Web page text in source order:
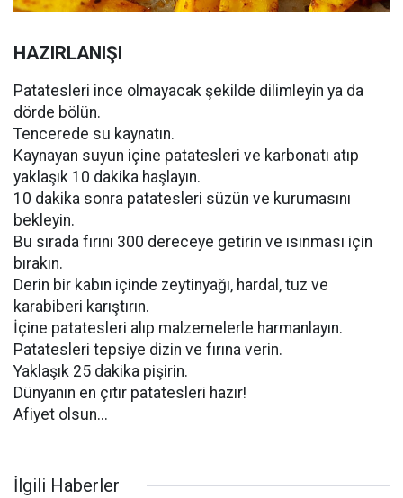
HAZIRLANIŞI
Patatesleri ince olmayacak şekilde dilimleyin ya da
dörde bölün.
Tencerede su kaynatın.
Kaynayan suyun içine patatesleri ve karbonatı atıp
yaklaşık 10 dakika haşlayın.
10 dakika sonra patatesleri süzün ve kurumasını
bekleyin.
Bu sırada fırını 300 dereceye getirin ve ısınması için
bırakın.
Derin bir kabın içinde zeytinyağı, hardal, tuz ve
karabiberi karıştırın.
İçine patatesleri alıp malzemelerle harmanlayın.
Patatesleri tepsiye dizin ve fırına verin.
Yaklaşık 25 dakika pişirin.
Dünyanın en çıtır patatesleri hazır!
Afiyet olsun...
İlgili Haberler